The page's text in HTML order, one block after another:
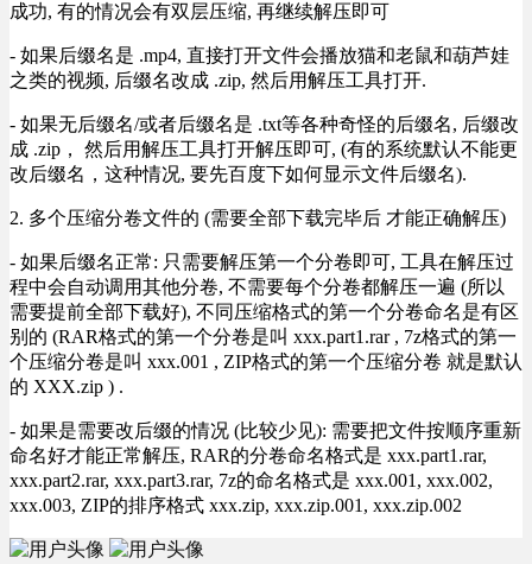
成功, 有的情况会有双层压缩, 再继续解压即可
- 如果后缀名是 .mp4, 直接打开文件会播放猫和老鼠和葫芦娃
之类的视频, 后缀名改成 .zip, 然后用解压工具打开.
- 如果无后缀名/或者后缀名是 .txt等各种奇怪的后缀名, 后缀改
成 .zip， 然后用解压工具打开解压即可, (有的系统默认不能更
改后缀名，这种情况, 要先百度下如何显示文件后缀名).
2. 多个压缩分卷文件的 (需要全部下载完毕后 才能正确解压)
- 如果后缀名正常: 只需要解压第一个分卷即可, 工具在解压过
程中会自动调用其他分卷, 不需要每个分卷都解压一遍 (所以
需要提前全部下载好), 不同压缩格式的第一个分卷命名是有区
别的 (RAR格式的第一个分卷是叫 xxx.part1.rar , 7z格式的第一
个压缩分卷是叫 xxx.001 , ZIP格式的第一个压缩分卷 就是默认
的 XXX.zip ) .
- 如果是需要改后缀的情况 (比较少见): 需要把文件按顺序重新
命名好才能正常解压, RAR的分卷命名格式是 xxx.part1.rar,
xxx.part2.rar, xxx.part3.rar, 7z的命名格式是 xxx.001, xxx.002,
xxx.003, ZIP的排序格式 xxx.zip, xxx.zip.001, xxx.zip.002